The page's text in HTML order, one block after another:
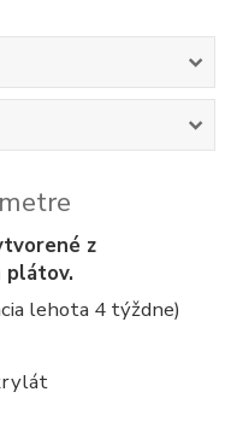
z
plátov.
lehota 4 týždne)